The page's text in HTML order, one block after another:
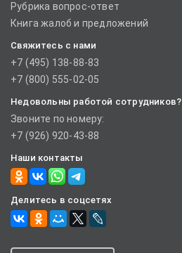
Рубрика вопрос-ответ
Книга жалоб и предложений
Свяжитесь с нами
+7 (495) 138-88-83
+7 (800) 555-02-05
Недовольны работой сотрудников?
Звоните по номеру:
+7 (926) 920-43-88
Наши контакты
Делитесь в соцсетях